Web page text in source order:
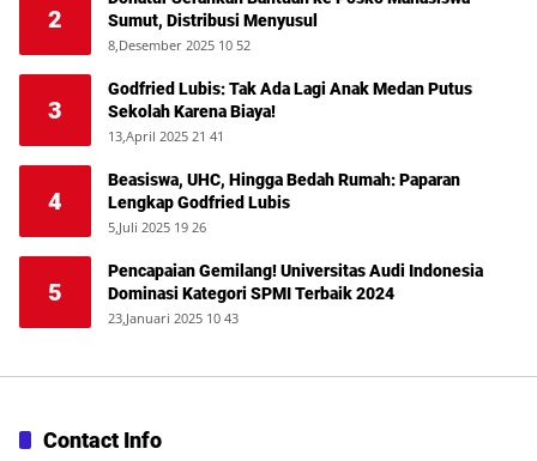
2
Sumut, Distribusi Menyusul
8,Desember 2025 10 52
3
Godfried Lubis: Tak Ada Lagi Anak Medan Putus
Sekolah Karena Biaya!
13,April 2025 21 41
4
Beasiswa, UHC, Hingga Bedah Rumah: Paparan
Lengkap Godfried Lubis
5,Juli 2025 19 26
5
Pencapaian Gemilang! Universitas Audi Indonesia
Dominasi Kategori SPMI Terbaik 2024
23,Januari 2025 10 43
Contact Info